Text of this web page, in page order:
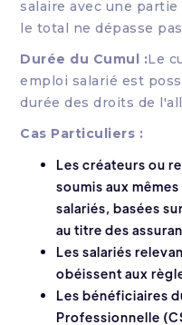
salaire avec une
le total ne dépasse
Durée du Cumul :Le
emploi salarié est
durée des droits de
Cas Particuliers :
Les créateurs ou
soumis aux
salariés, basées
au titre des
Les salariés
obéissent aux
Les bénéficiaires
Professionnelle